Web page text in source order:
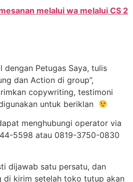
melalui wa melalui CS 2
Petugas Saya, tulis
dan Action di group”,
copywriting, testimoni
untuk beriklan
menghubungi operator via
5598 atau 0819-3750-0830
dijawab satu persatu, dan
di kirim setelah toko tutup akan